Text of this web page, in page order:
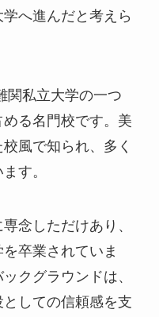
へ進んだと考えら
関私立大学の一つ
る名門校です。美
風で知られ、多く
す。
念しただけあり、
卒業されていま
クグラウンドは、
しての信頼感を支